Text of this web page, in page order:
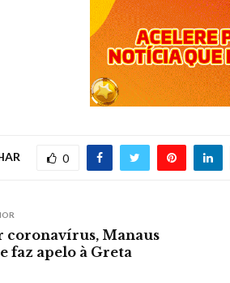
0
coronavírus, Manaus
faz apelo à Greta